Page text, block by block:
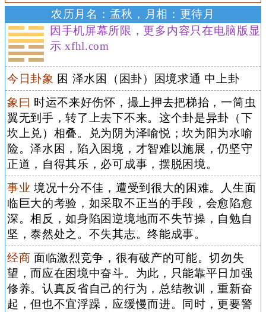
农历月名：孟秋，月相：更待月
因手机屏幕所限，更多内容只在电脑版显
示 xfhl.com
今日卦象 困 泽水困（困卦）困境求通 中上卦
象曰 时运不来好伤怀，撮上押去把梯抬，一筒虫
翼无到手，转了上去下不来。这个卦是异卦（下
坎上兑）相叠。兑为阴为泽喻悦；坎为阳为水喻
险。泽水困，陷入困境，才智难以施展，仍坚守
正道，自得其乐，必可成事，摆脱困境。
事业 境况十分不佳，遭受到很大的困难。人生面
临巨大的考验，如采取不正当的手段，会愈陷愈
深。相反，如身陷困逆境地而不失节操，自勉自
坚，泰然处之。不失其志。终能成事。
经商 面临激烈竞争，很有破产的可能。切勿失
望，而应在困境中奋斗。为此，只能靠平日加强
修养。认真反省自己的行为，总结教训，重新奋
起，但也不宜浮躁，应缓慢而进。同时，更要警